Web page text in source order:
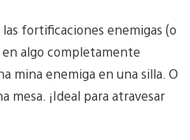
fortificaciones enemigas (o
algo completamente
mina enemiga en una silla. O
mesa. ¡Ideal para atravesar